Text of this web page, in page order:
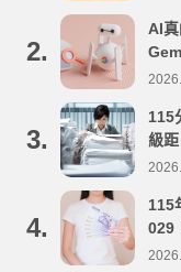
2.
AI
3.
115
級
分析
4.
115
029